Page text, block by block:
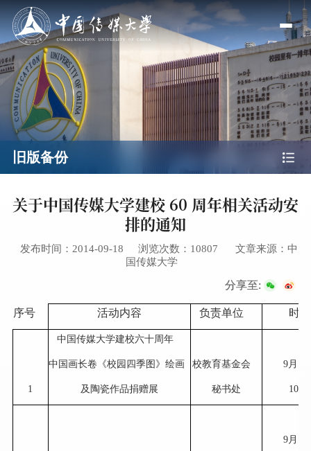
旧版备份
关于中国传媒大学建校 60 周年相关活动安
排的通知
发布时间：2014-09-18 浏览次数： 10807
文章来源：中
国传媒大学
分享至:
序号 活动内容 负责单位 时间
1
中国传媒大学建校六十周年
中国画长卷《校园四季图》绘画
及陶瓷作品捐赠展
校教育基金会
秘书处
9月
10:00
9月